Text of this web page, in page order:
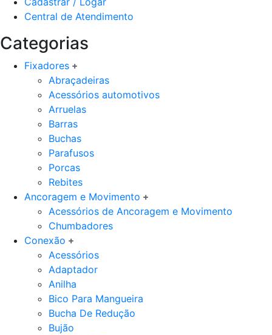
Central de Atendimento
Categorias
Fixadores
Abraçadeiras
Acessórios automotivos
Arruelas
Barras
Buchas
Parafusos
Porcas
Rebites
Ancoragem e Movimento
Acessórios de Ancoragem e Movimento
Chumbadores
Conexão
Acessórios
Adaptador
Anilha
Bico Para Mangueira
Bucha De Redução
Bujão